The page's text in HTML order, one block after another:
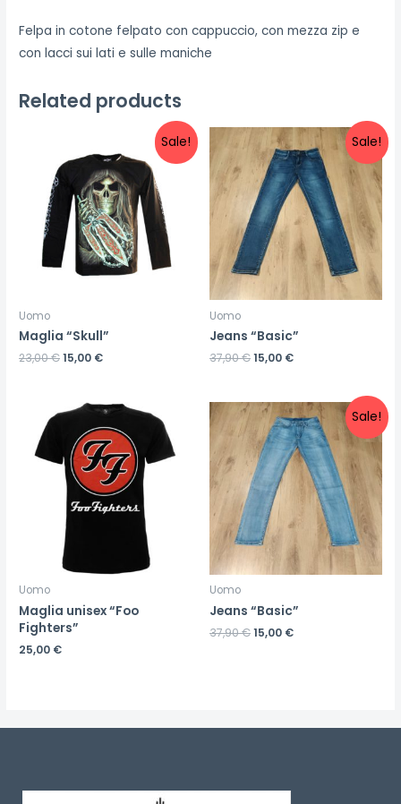
Felpa in cotone felpato con cappuccio, con mezza zip e
con lacci sui lati e sulle maniche
Related products
Sale!
Uomo
Maglia “Skull”
23,00€15,00 €
Sale!
Uomo
Jeans “Basic”
37,90€15,00 €
Uomo
Maglia unisex “Foo
Fighters”
25,00 €
Sale!
Uomo
Jeans “Basic”
37,90€15,00 €